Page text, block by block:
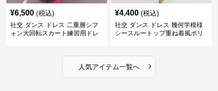
¥6,500 (税込)
社交 ダンス ドレス 二重層シフ
ォン大回転スカート練習用ドレ
¥4,400 (税込)
社交 ダンス ドレス 幾何学模様
シースルートップ重ね着風ボリ
人気アイテム一覧へ ›